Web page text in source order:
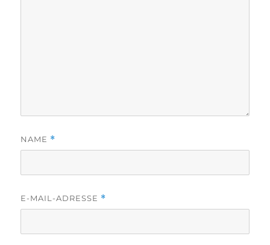
NAME *
E-MAIL-ADRESSE *